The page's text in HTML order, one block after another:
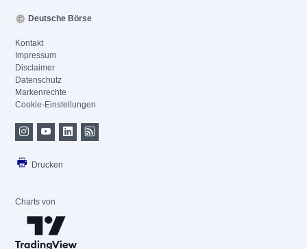
Deutsche Börse
Kontakt
Impressum
Disclaimer
Datenschutz
Markenrechte
Cookie-Einstellungen
Drucken
Charts von